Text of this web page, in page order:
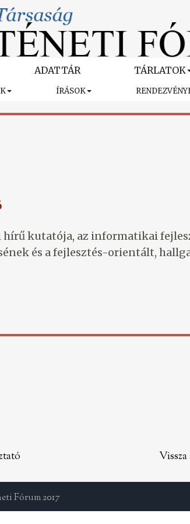
ADATTÁR TÁRLATOK
ÍRÁSOK
kutatója, az informatikai
és a fejlesztés-orientált,
Fórum 2017